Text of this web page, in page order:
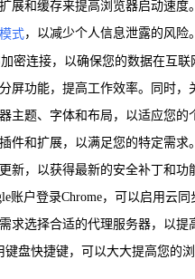
展和缓存来提高浏览器启动速
式，以减少个人信息泄露的风险
密连接，以确保您的数据在互
屏功能，提高工作效率。同时，
主题、字体和布局，以适应您
件和扩展，以满足您的特定需
新，以获得最新的安全补丁和
账户登录Chrome，可以启用云
求选择合适的代理服务器，以
盘快捷键，可以大大提高您的